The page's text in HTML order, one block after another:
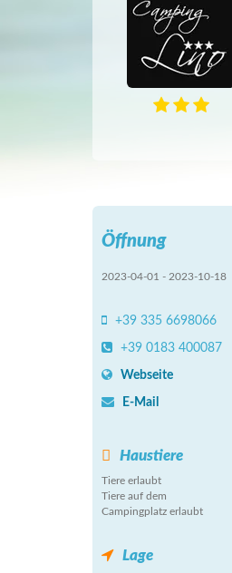
Öffnung
2023-04-01 - 2023-10-18
+39 335 6698066
+39 0183 400087
Webseite
E-Mail
Haustiere
Tiere erlaubt
Tiere auf dem
Campingplatz erlaubt
Lage